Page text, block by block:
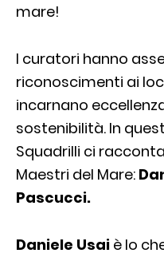
mare!
I curatori hanno
riconoscimenti ai
incarnano
sostenibilità. In
Squadrilli ci
Maestri del Mare:
Pascucci.
Daniele Usai è lo